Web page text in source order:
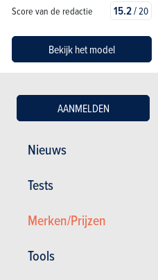
Nieuws
Tests
Merken/Prijzen
Tools
AANMELDEN
Score van de redactie 15.2/20
Bekijk het model
Porsche
Panamera
Aantal versies